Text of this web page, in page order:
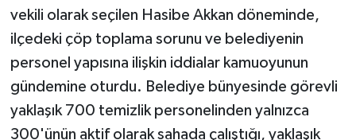
vekili olarak seçilen Hasibe Akkan döneminde,
ilçedeki çöp toplama sorunu ve belediyenin
personel yapısına ilişkin iddialar kamuoyunun
gündemine oturdu. Belediye bünyesinde görevli
yaklaşık 700 temizlik personelinden yalnızca
300'ünün aktif olarak sahada çalıştığı, yaklaşık